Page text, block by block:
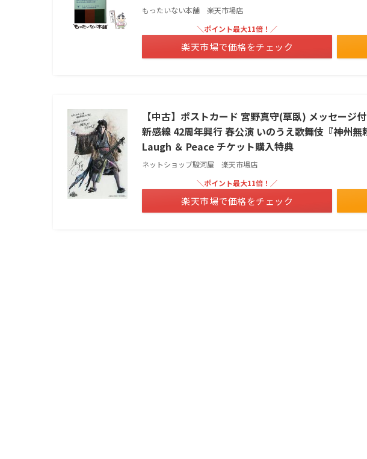
もったいない本舗 楽天市場店
＼ポイント最大11倍！／
楽天市場で価格をチェック
【中古】ポストカード 宮野真守(草臥) メッセー
新感線 42周年興行 春公演 いのうえ歌舞伎『神州
Laugh ＆ Peace チケット購入特典
ネットショップ駿河屋 楽天市場店
＼ポイント最大11倍！／
楽天市場で価格をチェック